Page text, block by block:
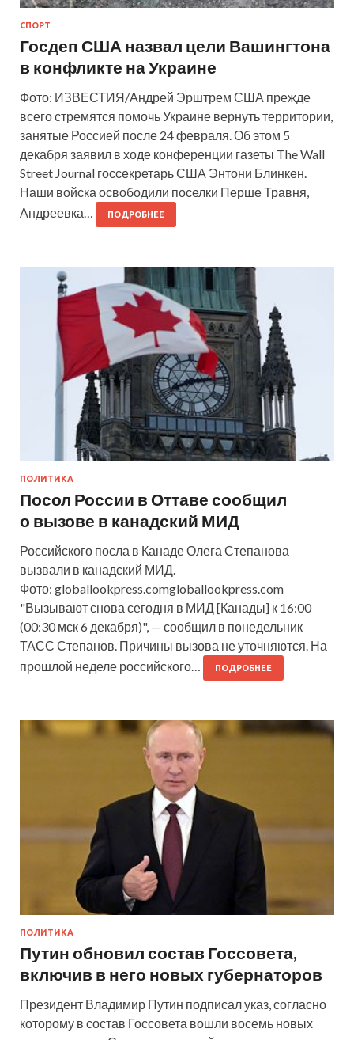
СПОРТ
Госдеп США назвал цели Вашингтона
в конфликте на Украине
Фото: ИЗВЕСТИЯ/Андрей Эрштрем США прежде
всего стремятся помочь Украине вернуть территории,
занятые Россией после 24 февраля. Об этом 5
декабря заявил в ходе конференции газеты The Wall
Street Journal госсекретарь США Энтони Блинкен.
Наши войска освободили поселки Перше Травня,
Андреевка…
ПОДРОБНЕЕ
ПОЛИТИКА
Посол России в Оттаве сообщил
о вызове в канадский МИД
Российского посла в Канаде Олега Степанова
вызвали в канадский МИД.
Фото: globallookpress.comgloballookpress.com
"Вызывают снова сегодня в МИД [Канады] к 16:00
(00:30 мск 6 декабря)", — сообщил в понедельник
ТАСС Степанов. Причины вызова не уточняются. На
прошлой неделе российского…
ПОДРОБНЕЕ
ПОЛИТИКА
Путин обновил состав Госсовета,
включив в него новых губернаторов
Президент Владимир Путин подписал указ, согласно
которому в состав Госсовета вошли восемь новых